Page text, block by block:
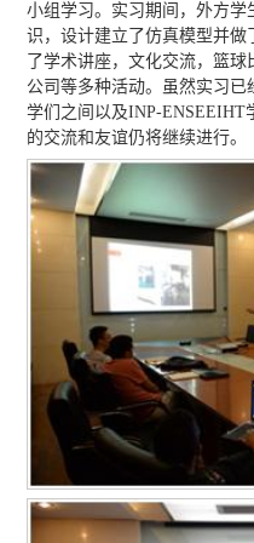
小组学习。实习期间，外方学
识，设计建立了仿真模型并
了学术讲座，文化交流，篮
公司等多种活动。虽然实习已
学们之间以及INP-ENSEEIHT
的交流和友谊仍将继续进行。